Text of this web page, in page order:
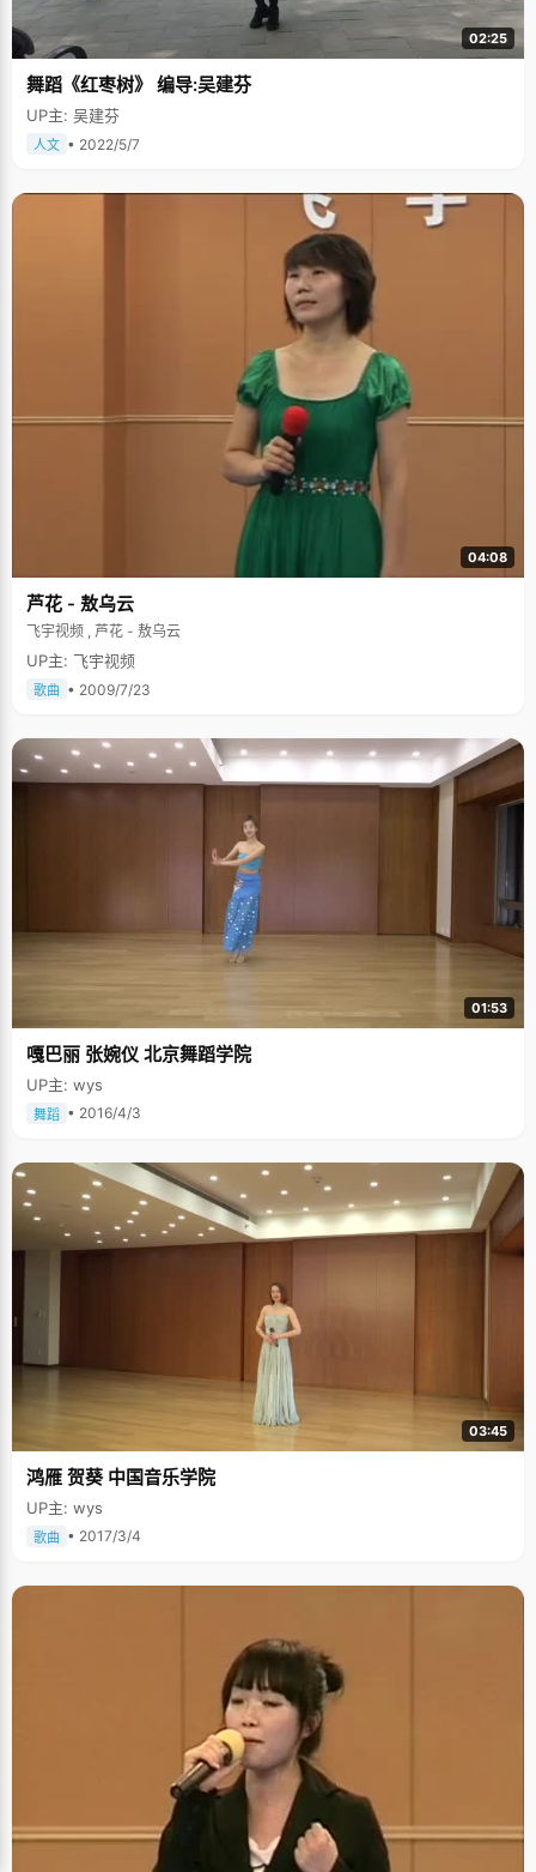
02:25
舞蹈《红枣树》 编导:吴建芬
UP主: 吴建芬
人文 • 2022/5/7
04:08
芦花 - 敖乌云
飞宇视频 , 芦花 - 敖乌云
UP主: 飞宇视频
歌曲 • 2009/7/23
01:53
嘎巴丽 张婉仪 北京舞蹈学院
UP主: wys
舞蹈 • 2016/4/3
03:45
鸿雁 贺葵 中国音乐学院
UP主: wys
歌曲 • 2017/3/4